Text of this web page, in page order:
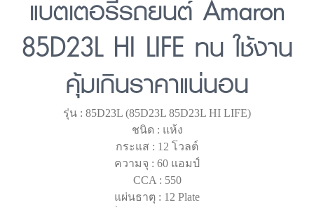
แบตเตอรี่รถยนต์ Amaron
85D23L HI LIFE ทน ใช้งาน
คุ้มเกินราคาแน่นอน
รุ่น : 85D23L (85D23L 85D23L HI LIFE)
ชนิด : แห้ง
กระแส : 12 โวลต์
ความจุ : 60 แอมป์
CCA : 550
แผ่นธาตุ : 12 Plate